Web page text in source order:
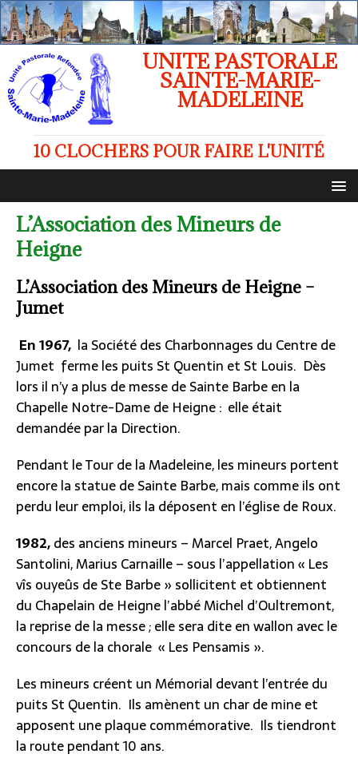
UNITE PASTORALE
SAINTE-MARIE-
MADELEINE
10 CLOCHERS POUR FAIRE L'UNITÉ
L’Association des Mineurs de
Heigne
L’Association des Mineurs de Heigne –
Jumet
En 1967, la Société des Charbonnages du Centre de
Jumet ferme les puits St Quentin et St Louis. Dès
lors il n’y a plus de messe de Sainte Barbe en la
Chapelle Notre-Dame de Heigne : elle était
demandée par la Direction.
Pendant le Tour de la Madeleine, les mineurs portent
encore la statue de Sainte Barbe, mais comme ils ont
perdu leur emploi, ils la déposent en l’église de Roux.
1982,des anciens mineurs – Marcel Praet, Angelo
Santolini, Marius Carnaille – sous l’appellation « Les
vîs ouyeûs de Ste Barbe » sollicitent et obtiennent
du Chapelain de Heigne l’abbé Michel d’Oultremont,
la reprise de la messe ; elle sera dite en wallon avec le
concours de la chorale « Les Pensamis ».
Les mineurs créent un Mémorial devant l’entrée du
puits St Quentin. Ils amènent un char de mine et
apposent une plaque commémorative. Ils tiendront
la route pendant 10 ans.